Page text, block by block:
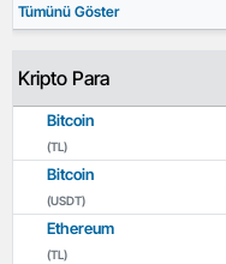
Tümünü Göster
Kripto Para
Bitcoin
(TL)
Bitcoin
(USDT)
Ethereum
(TL)